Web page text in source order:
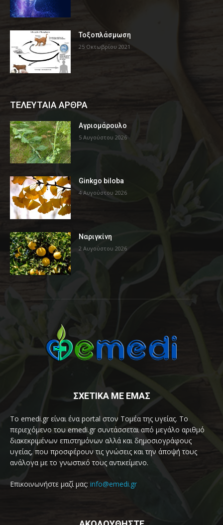
Τοξοπλάσμωση
25 Οκτωβρίου 2021
ΤΕΛΕΥΤΑΙΑ ΑΡΘΡΑ
Αγριομάρουλο
5 Αυγούστου 2026
Ginkgo biloba
4 Αυγούστου 2026
Ναριγκίνη
2 Αυγούστου 2026
ΣΧΕΤΙΚΑ ΜΕ ΕΜΑΣ
Το emedi.gr είναι ένα portal στον Τομέα της υγείας. Το
περιεχόμενο του emedi.gr συντάσσεται από μεγάλο αριθμό
διακεκριμένων επιστημόνων αλλά και δημοσιογράφους
υγείας, που προσφέρουν τις γνώσεις και την άποψή τους
ανάλογα με το γνωστικό τους αντικείμενο.
Επικοινωνήστε μαζί μας: info@emedi.gr